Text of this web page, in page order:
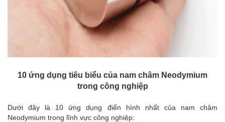
10 ứng dụng tiêu biểu của nam châm Neodymium
trong công nghiệp
Dưới đây là 10 ứng dụng điển hình nhất của nam châm
Neodymium trong lĩnh vực công nghiệp: